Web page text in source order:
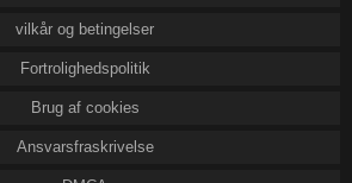
vilkår og betingelser
Fortrolighedspolitik
Brug af cookies
Ansvarsfraskrivelse